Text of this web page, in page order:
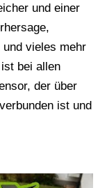
und einer
vieles mehr
bei allen
der über
ist und